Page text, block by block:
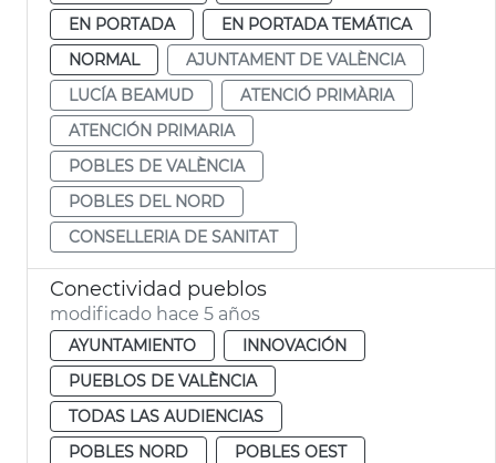
EN PORTADA
EN PORTADA TEMÁTICA
NORMAL
AJUNTAMENT DE VALÈNCIA
LUCÍA BEAMUD
ATENCIÓ PRIMÀRIA
ATENCIÓN PRIMARIA
POBLES DE VALÈNCIA
POBLES DEL NORD
CONSELLERIA DE SANITAT
Conectividad pueblos
modificado hace 5 años
AYUNTAMIENTO
INNOVACIÓN
PUEBLOS DE VALÈNCIA
TODAS LAS AUDIENCIAS
POBLES NORD
POBLES OEST